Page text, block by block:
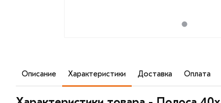
Описание Характеристики Доставка Оплата
Полоса 40х5 мм может использоваться как